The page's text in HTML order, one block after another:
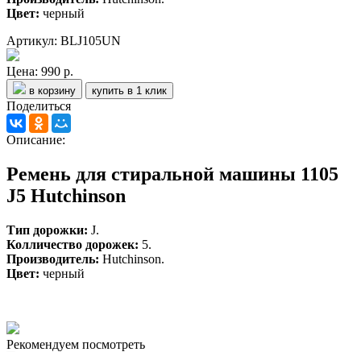
Цвет: черный
Артикул: BLJ105UN
Цена: 990 р.
в корзину купить в 1 клик
Поделиться
Описание:
Ремень для стиральной машины 1105
J5 Hutchinson
Тип дорожки: J.
Колличество дорожек: 5.
Производитель: Hutchinson.
Цвет: черный
Рекомендуем посмотреть